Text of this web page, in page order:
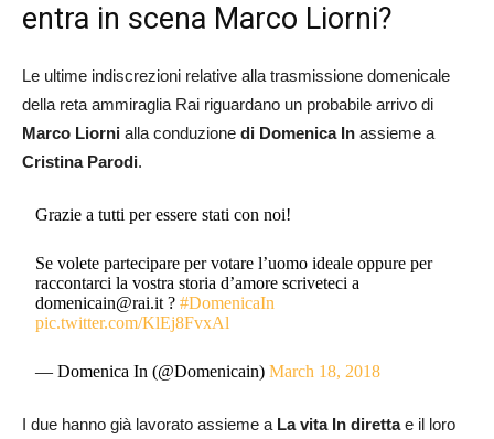
entra in scena Marco Liorni?
Le ultime indiscrezioni relative alla trasmissione domenicale
della reta ammiraglia Rai riguardano un probabile arrivo di
Marco Liorni alla conduzione di Domenica In assieme a
Cristina Parodi.
Grazie a tutti per essere stati con noi!
Se volete partecipare per votare l’uomo ideale oppure per
raccontarci la vostra storia d’amore scriveteci a
domenicain@rai.it?#DomenicaIn
pic.twitter.com/KlEj8FvxAl
— Domenica In (@Domenicain)March 18, 2018
I due hanno già lavorato assieme a La vita In direttae il loro